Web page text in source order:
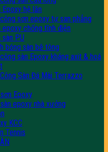
Epoxy hệ lăn
sơn epoxy tự san phẳng
epoxy chống tĩnh điện
sàn PU
bóng sàn bê tông
sàn Epoxy kháng axit & hoá
Sàn Đá Mài Terrazzo
Epoxy
epoxy nhà xưởng
KCC
Tennis